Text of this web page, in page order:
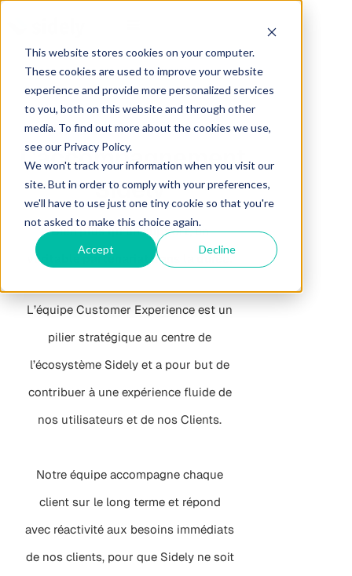
This website stores cookies on your computer.
These cookies are used to improve your website
experience and provide more personalized services
to you, both on this website and through other
media. To find out more about the cookies we use,
see our Privacy Policy.
We won't track your information when you visit our
site. But in order to comply with your preferences,
we'll have to use just one tiny cookie so that you're
not asked to make this choice again.
Accept Decline
L'accompagnement
Sidely
Bien plus qu’un support, un
véritable partenariat dans la durée.
L’équipe Customer Experience est un
pilier stratégique au centre de
l’écosystème Sidely et a pour but de
contribuer à une expérience fluide de
nos utilisateurs et de nos Clients.
Notre équipe accompagne chaque
client sur le long terme et répond
avec réactivité aux besoins immédiats
de nos clients, pour que Sidely ne soit